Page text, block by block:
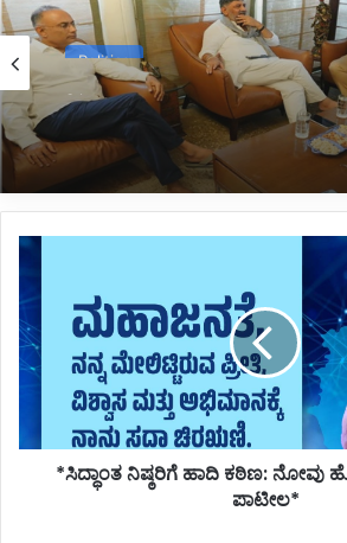
Politics
3 hours ago
*ದಿನೇಶ್ ಗುಂಡೂರಾವ್ ನಿವಾಸಕ್ಕೆ ಭೇಟಿ
ಡಿ.ಕೆ.ಶಿವಕುಮಾರ್*
*ಸಿದ್ಧಾಂತ
ಹಾದಿ
ಕಠಿಣ:
ನೋವು
ಹೊರಹಾಕಿದ
*ಸಿದ್ಧಾಂತ ನಿಷ್ಠರಿಗೆ ಹಾದಿ ಕಠಿಣ: ನೋವು
ಪಾಟೀಲ*